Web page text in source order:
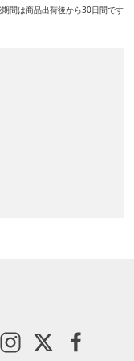
間は商品出荷後から30日間です